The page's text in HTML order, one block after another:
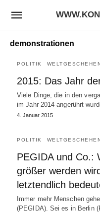
demonstrationen
POLITIK
2015: Das Jahr
Viele Dinge, die in den
im Jahr 2014 angerührt
4. Januar 2015
POLITIK
PEGIDA und Co.:
größer werden
letztendlich
Immer mehr Menschen
(PEGIDA). Sei es in Berlin